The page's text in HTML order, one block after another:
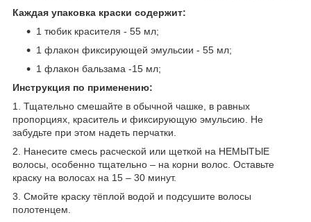
Каждая упаковка краски содержит:
1 тюбик красителя - 55 мл;
1 флакон фиксирующей эмульсии - 55 мл;
1 флакон бальзама -15 мл;
Инструкция по применению:
1. Тщательно смешайте в обычной чашке, в равных
пропорциях, краситель и фиксирующую эмульсию. Не
забудьте при этом надеть перчатки.
2. Нанесите смесь расческой или щеткой на НЕМЫТЫЕ
волосы, особенно тщательно – на корни волос. Оставьте
краску на волосах на 15 – 30 минут.
3. Смойте краску тёплой водой и подсушите волосы
полотенцем.